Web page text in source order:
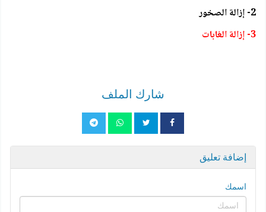
2- إزالة الصخور
3- إزالة الغابات
شارك الملف
إضافة تعليق
اسمك